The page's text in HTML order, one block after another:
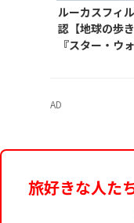
ルーカスフィ
認【地球の歩
『スター・ウ
リバーシブル帯
AD
旅好きな人た